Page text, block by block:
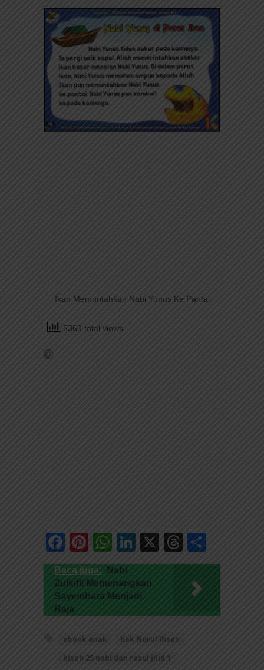
Ikan Memuntahkan Nabi Yunus Ke Pantai
5363 total views
Facebook
Pinterest
WhatsApp
LinkedIn
X Threads
Baca juga:
Nabi
Zulkifli Memenangkan
Sayembara Menjadi
Raja
ebook anak
Kak Nurul Ihsan
kisah 25 nabi dan rasul jilid 1